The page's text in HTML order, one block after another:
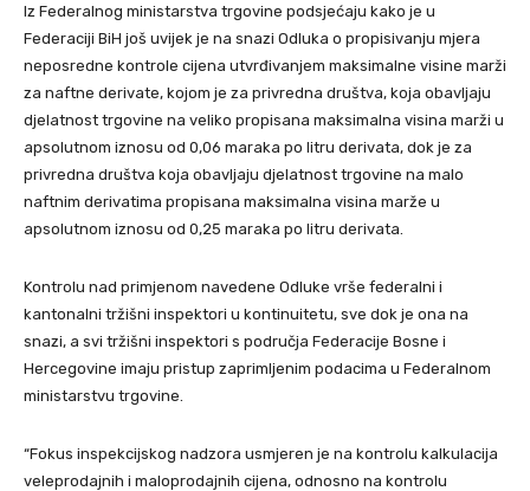
Iz Federalnog ministarstva trgovine podsjećaju kako je u
Federaciji BiH još uvijek je na snazi Odluka o propisivanju mjera
neposredne kontrole cijena utvrđivanjem maksimalne visine marži
za naftne derivate, kojom je za privredna društva, koja obavljaju
djelatnost trgovine na veliko propisana maksimalna visina marži u
apsolutnom iznosu od 0,06 maraka po litru derivata, dok je za
privredna društva koja obavljaju djelatnost trgovine na malo
naftnim derivatima propisana maksimalna visina marže u
apsolutnom iznosu od 0,25 maraka po litru derivata.
Kontrolu nad primjenom navedene Odluke vrše federalni i
kantonalni tržišni inspektori u kontinuitetu, sve dok je ona na
snazi, a svi tržišni inspektori s područja Federacije Bosne i
Hercegovine imaju pristup zaprimljenim podacima u Federalnom
ministarstvu trgovine.
“Fokus inspekcijskog nadzora usmjeren je na kontrolu kalkulacija
veleprodajnih i maloprodajnih cijena, odnosno na kontrolu